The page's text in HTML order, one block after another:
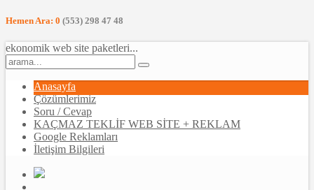
Hemen Ara: 0 (553) 298 47 48
ekonomik web site paketleri...
Anasayfa
Çözümlerimiz
Soru / Cevap
KAÇMAZ TEKLİF WEB SİTE + REKLAM
Google Reklamları
İletişim Bilgileri